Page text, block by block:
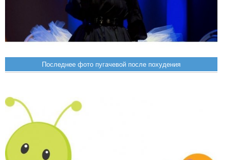
Последнее фото пугачевой после похудения